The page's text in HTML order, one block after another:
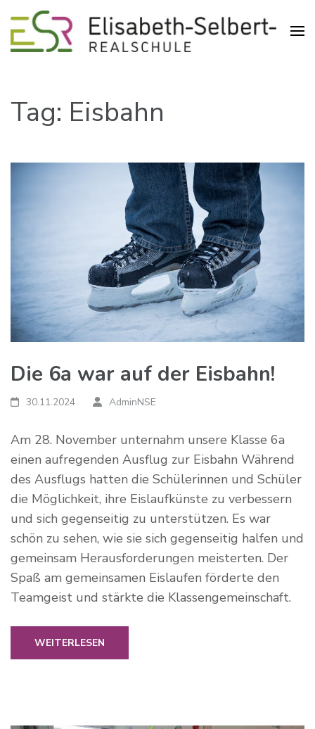
Tag: Eisbahn
Die 6a war auf der Eisbahn!
30.11.2024 AdminNSE
Am 28. November unternahm unsere Klasse 6a
einen aufregenden Ausflug zur Eisbahn Während
des Ausflugs hatten die Schülerinnen und Schüler
die Möglichkeit, ihre Eislaufkünste zu verbessern
und sich gegenseitig zu unterstützen. Es war
schön zu sehen, wie sie sich gegenseitig halfen und
gemeinsam Herausforderungen meisterten. Der
Spaß am gemeinsamen Eislaufen förderte den
Teamgeist und stärkte die Klassengemeinschaft.
WEITERLESEN